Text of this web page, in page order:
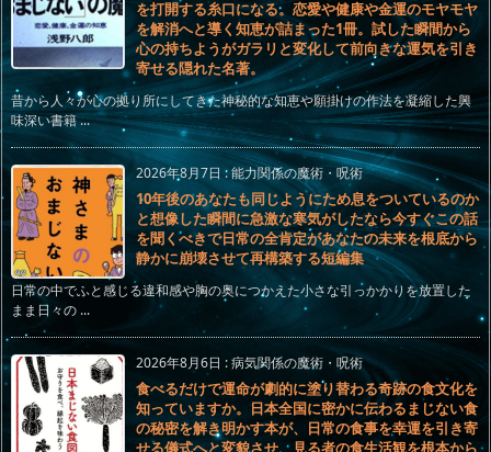
を打開する糸口になる。恋愛や健康や金運のモヤモヤ
を解消へと導く知恵が詰まった1冊。試した瞬間から
心の持ちようがガラリと変化して前向きな運気を引き
寄せる隠れた名著。
昔から人々が心の拠り所にしてきた神秘的な知恵や願掛けの作法を凝縮した興
味深い書籍 ...
2026年8月7日 :能力関係の魔術・呪術
10年後のあなたも同じようにため息をついているのか
と想像した瞬間に急激な寒気がしたなら今すぐこの話
を聞くべきで日常の全肯定があなたの未来を根底から
静かに崩壊させて再構築する短編集
日常の中でふと感じる違和感や胸の奥につかえた小さな引っかかりを放置した
まま日々の ...
2026年8月6日 :病気関係の魔術・呪術
食べるだけで運命が劇的に塗り替わる奇跡の食文化を
知っていますか。日本全国に密かに伝わるまじない食
の秘密を解き明かす本が、日常の食事を幸運を引き寄
せる儀式へと変貌させ、見る者の食生活観を根本から